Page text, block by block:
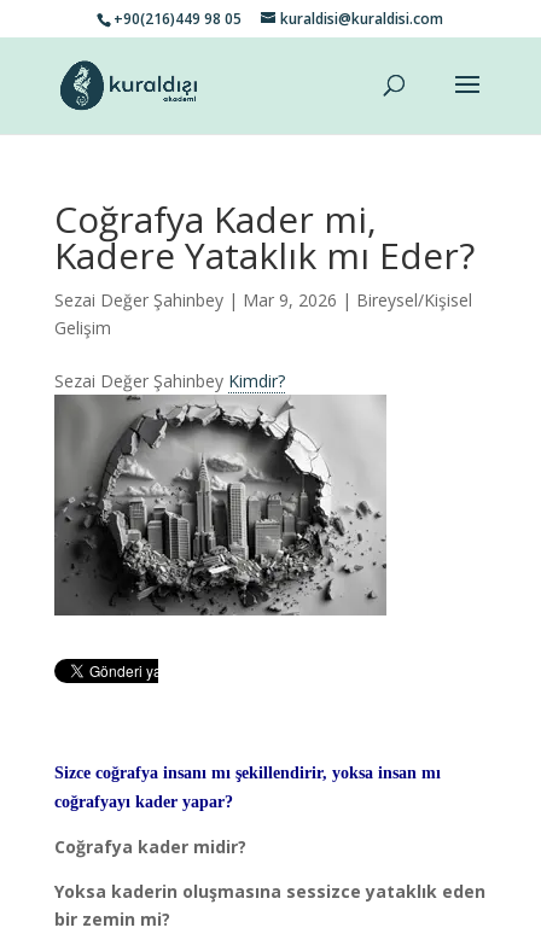
+90(216)449 98 05 kuraldisi@kuraldisi.com
Coğrafya Kader mi,
Kadere Yataklık mı Eder?
Sezai Değer Şahinbey| Mar 9, 2026 | Bireysel/Kişisel
Gelişim
Sezai Değer Şahinbey Kimdir?
Sizce coğrafya insanı mı şekillendirir, yoksa insan mı
coğrafyayı kader yapar?
Coğrafya kader midir?
Yoksa kaderin oluşmasına sessizce yataklık eden
bir zemin mi?